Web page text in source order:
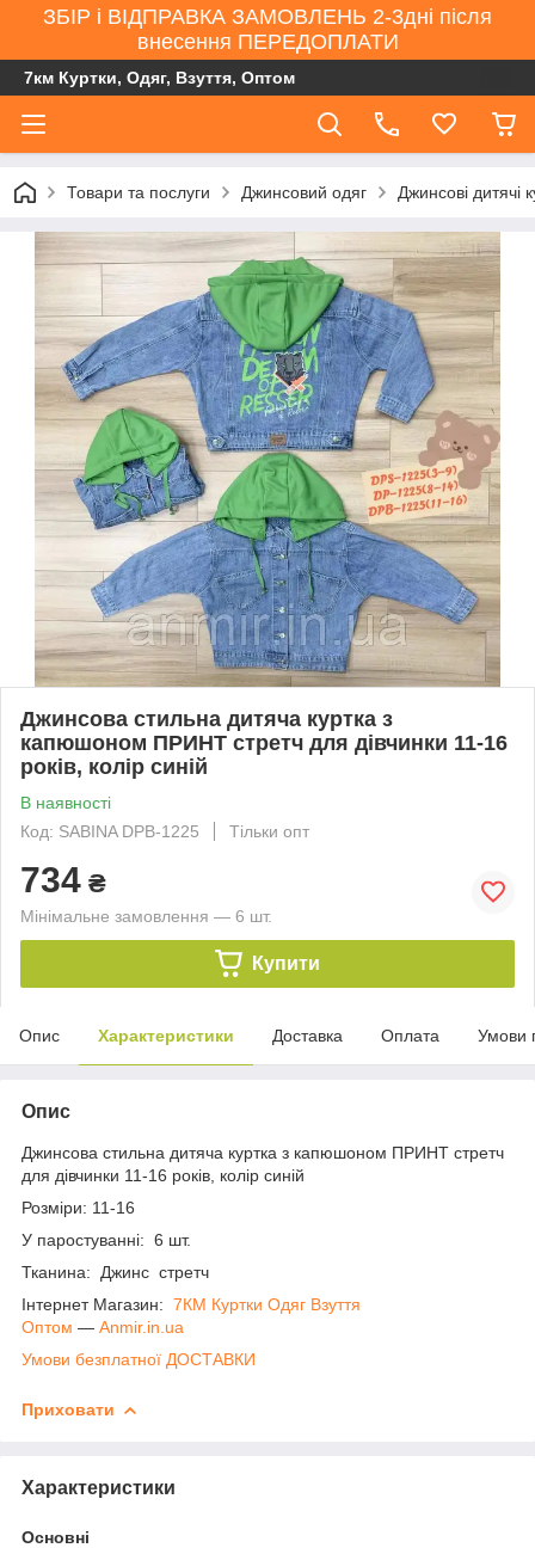
ЗБІР і ВІДПРАВКА ЗАМОВЛЕНЬ 2-3дні після
внесення ПЕРЕДОПЛАТИ
7км Куртки, Одяг, Взуття, Оптом
Товари та послуги Джинсовий одяг Джинсові дитячі
Джинсова стильна дитяча куртка з
капюшоном ПРИНТ стретч для дівчинки 11-16
років, колір синій
В наявності
Код: SABINA DPВ-1225
Тільки опт
734 ₴
Мінімальне замовлення — 6 шт.
Купити
Опис Характеристики Доставка Оплата Умови
Опис
Джинсова стильна дитяча куртка з капюшоном ПРИНТ стретч
для дівчинки 11-16 років, колір синій
Розміри: 11-16
У паростуванні: 6 шт.
Тканина: Джинс стретч
Інтернет Магазин: 7КМ Куртки Одяг Взуття
Оптом ― Anmir.in.ua
Умови безплатної ДОСТАВКИ
Приховати
Характеристики
Основні